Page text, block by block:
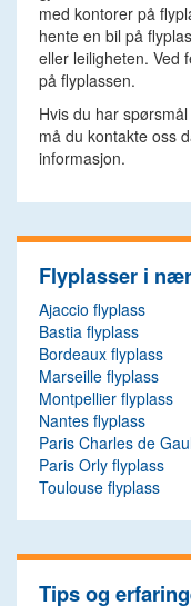
med kontorer på
hente en bil på
eller leiligheten. Ved
på flyplassen.
Hvis du har
må du kontakte oss
informasjon.
Flyplasser i
Ajaccio flyplass
Bastia flyplass
Bordeaux flyplass
Marseille flyplass
Montpellier flyplass
Nantes flyplass
Paris Charles de
Paris Orly flyplass
Toulouse flyplass
Tips og